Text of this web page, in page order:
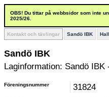
OBS! Du tittar på webbsidor som inte
2025/26.
Kontakt och tävlingar Sandö IBK
Sandö IBK
Laginformation: Sandö
Föreningsnummer 31824